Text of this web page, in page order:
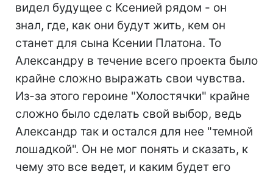
видел будущее с Ксенией рядом - он
знал, где, как они будут жить, кем он
станет для сына Ксении Платона. То
Александру в течение всего проекта было
крайне сложно выражать свои чувства.
Из-за этого героине "Холостячки" крайне
сложно было сделать свой выбор, ведь
Александр так и остался для нее "темной
лошадкой". Он не мог понять и сказать, к
чему это все ведет, и каким будет его